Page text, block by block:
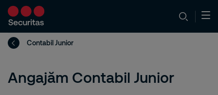
Contabil Junior
Angajăm Contabil Junior